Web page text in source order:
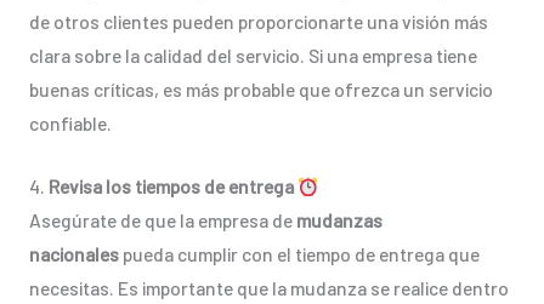
de otros clientes pueden proporcionarte una visión más
clara sobre la calidad del servicio. Si una empresa tiene
buenas críticas, es más probable que ofrezca un servicio
confiable.
4. Revisa los tiempos de entrega
Asegúrate de que la empresa de mudanzas
nacionalespueda cumplir con el tiempo de entrega que
necesitas. Es importante que la mudanza se realice dentro